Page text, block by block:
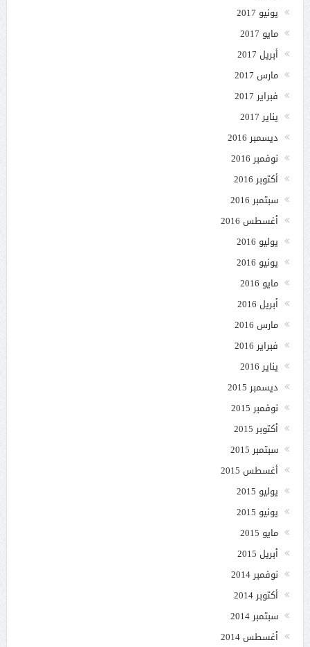
يونيو 2017
مايو 2017
أبريل 2017
مارس 2017
فبراير 2017
يناير 2017
ديسمبر 2016
نوفمبر 2016
أكتوبر 2016
سبتمبر 2016
أغسطس 2016
يوليو 2016
يونيو 2016
مايو 2016
أبريل 2016
مارس 2016
فبراير 2016
يناير 2016
ديسمبر 2015
نوفمبر 2015
أكتوبر 2015
سبتمبر 2015
أغسطس 2015
يوليو 2015
يونيو 2015
مايو 2015
أبريل 2015
نوفمبر 2014
أكتوبر 2014
سبتمبر 2014
أغسطس 2014